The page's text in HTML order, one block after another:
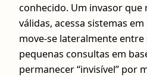
conhecido. Um invasor que
válidas, acessa sistemas
move-se lateralmente entre
pequenas consultas em
permanecer “invisível” por